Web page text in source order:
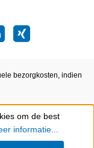
bezorgkosten, indien
om de best
informatie...